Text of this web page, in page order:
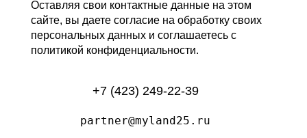
Оставляя свои контактные данные на этом
сайте, вы даете согласие на обработку своих
персональных данных и соглашаетесь с
политикой конфиденциальности.
+7 (423) 249-22-39
partner@myland25.ru